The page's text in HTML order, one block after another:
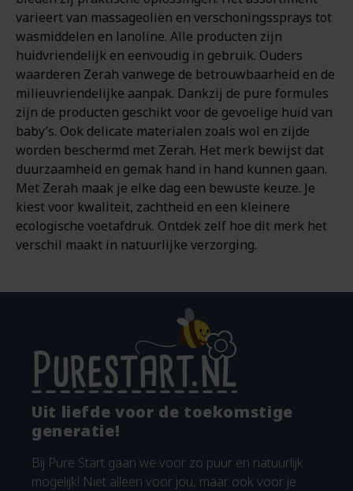
varieert van massageoliën en verschoningssprays tot
wasmiddelen en lanoline. Alle producten zijn
huidvriendelijk en eenvoudig in gebruik. Ouders
waarderen Zerah vanwege de betrouwbaarheid en de
milieuvriendelijke aanpak. Dankzij de pure formules
zijn de producten geschikt voor de gevoelige huid van
baby’s. Ook delicate materialen zoals wol en zijde
worden beschermd met Zerah. Het merk bewijst dat
duurzaamheid en gemak hand in hand kunnen gaan.
Met Zerah maak je elke dag een bewuste keuze. Je
kiest voor kwaliteit, zachtheid en een kleinere
ecologische voetafdruk. Ontdek zelf hoe dit merk het
verschil maakt in natuurlijke verzorging.
Uit liefde voor de toekomstige
generatie!
Bij Pure Start gaan we voor zo puur en natuurlijk
mogelijk! Niet alleen voor jou, maar ook voor je